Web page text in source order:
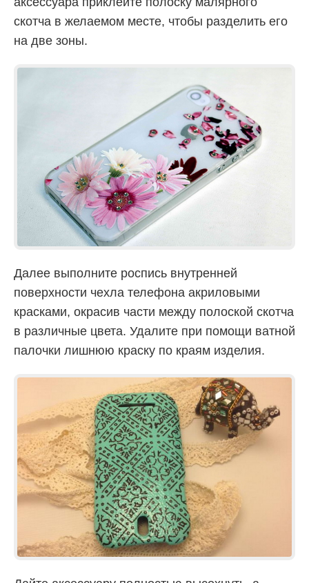
скотча в желаемом месте, чтобы разделить его
на две зоны.
Далее выполните роспись внутренней
поверхности чехла телефона акриловыми
красками, окрасив части между полоской скотча
в различные цвета. Удалите при помощи ватной
палочки лишнюю краску по краям изделия.